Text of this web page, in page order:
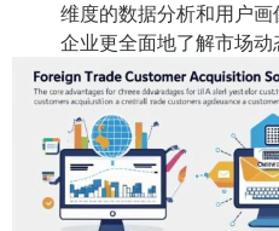
维度的数据分析和用户
企业更全面地了解市场动